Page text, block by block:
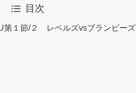
目次
第１節/２ レベルズvsブランビーズ